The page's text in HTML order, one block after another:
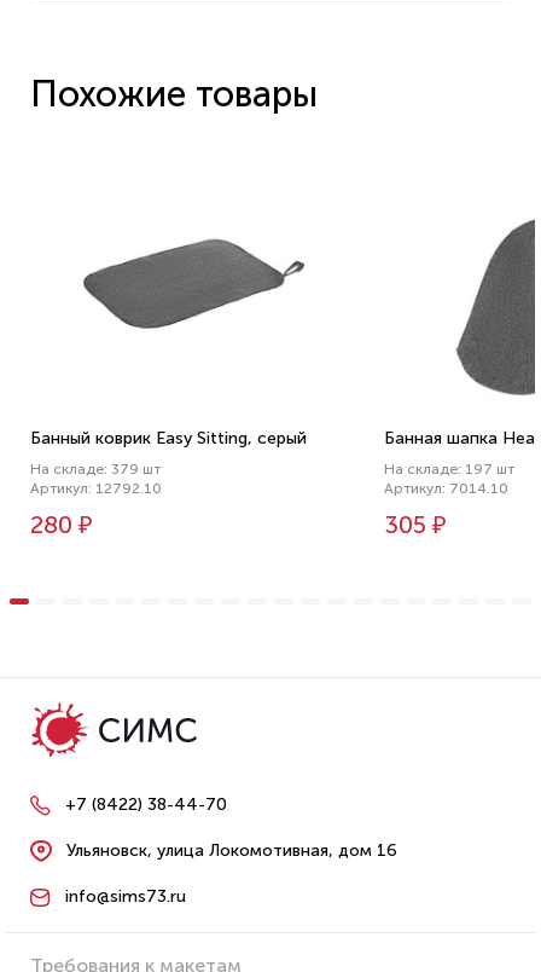
Похожие товары
Банный коврик Easy Sitting, серый
На складе: 379 шт
Артикул: 12792.10
280 ₽
Банная шапка
На складе: 197 шт
Артикул: 7014.10
305 ₽
+7 (8422) 38-44-70
Ульяновск, улица Локомотивная, дом 16
info@sims73.ru
Требования к макетам